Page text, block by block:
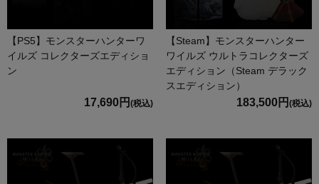
【PS5】モンスターハンターワ
イルズ コレクターズエディショ
ン
17,690円 (税込)
【Steam】モンスターハンター
ワイルズ ウルトラコレクターズ
エディション（Steam デラック
スエディション）
183,500円 (税込)